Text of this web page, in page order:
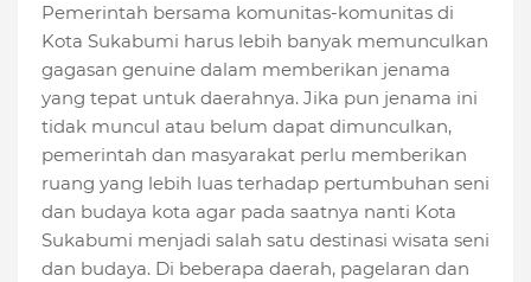
Pemerintah bersama komunitas-komunitas di
Kota Sukabumi harus lebih banyak memunculkan
gagasan genuine dalam memberikan jenama
yang tepat untuk daerahnya. Jika pun jenama ini
tidak muncul atau belum dapat dimunculkan,
pemerintah dan masyarakat perlu memberikan
ruang yang lebih luas terhadap pertumbuhan seni
dan budaya kota agar pada saatnya nanti Kota
Sukabumi menjadi salah satu destinasi wisata seni
dan budaya. Di beberapa daerah, pagelaran dan